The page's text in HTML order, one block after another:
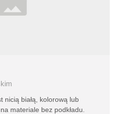
nicią białą, kolorową lub
materiale bez podkładu.